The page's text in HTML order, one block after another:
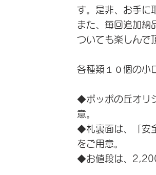
す。是非、お手に
また、毎回追加納
ついても楽しんで
各種類１０個の小
◆ポッポの丘オリ
意。
◆札裏面は、「安
をご用意。
◆お値段は、